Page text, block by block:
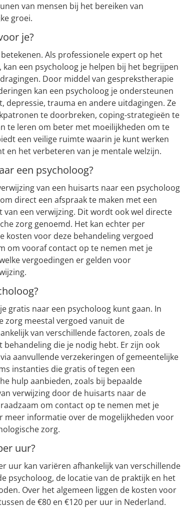
van mensen bij het bereiken van
groei.
je?
Als professionele expert op het
een psycholoog je helpen bij het begrijpen
Door middel van gesprekstherapie
kan een psycholoog je ondersteunen
depressie, trauma en andere uitdagingen. Ze
te doorbreken, coping-strategieën te
te leren om beter met moeilijkheden om te
een veilige ruimte waarin je kunt werken
en het verbeteren van je mentale welzijn.
een psycholoog?
van een huisarts naar een psycholoog
direct een afspraak te maken met een
een verwijzing. Dit wordt ook wel directe
zorg genoemd. Het kan echter per
kosten voor deze behandeling vergoed
om vooraf contact op te nemen met je
vergoedingen er gelden voor
gratis naar een psycholoog kunt gaan. In
zorg meestal vergoed vanuit de
van verschillende factoren, zoals de
die je nodig hebt. Er zijn ook
aanvullende verzekeringen of gemeentelijke
instanties die gratis of tegen een
hulp aanbieden, zoals bij bepaalde
verwijzing door de huisarts naar de
om contact op te nemen met je
meer informatie over de mogelijkheden voor
zorg.
uur?
uur kan variëren afhankelijk van verschillende
psycholoog, de locatie van de praktijk en het
Over het algemeen liggen de kosten voor
de €80 en €120 per uur in Nederland.